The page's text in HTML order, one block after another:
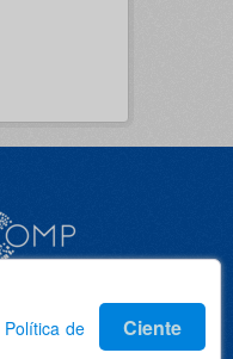
Política de
Ciente